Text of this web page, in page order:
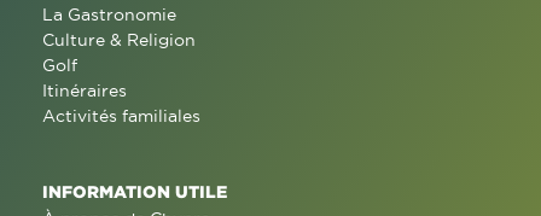
La Gastronomie
Culture & Religion
Golf
Itinéraires
Activités familiales
INFORMATION UTILE